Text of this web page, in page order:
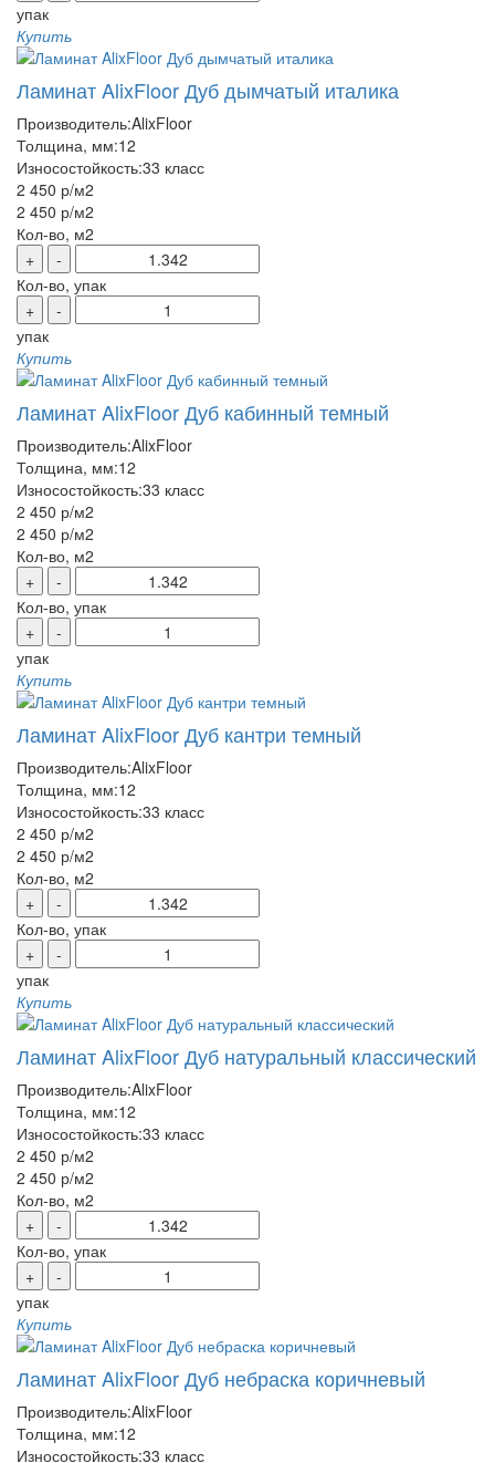
упак
Купить
Ламинат AlixFloor Дуб дымчатый италика
Производитель:AlixFloor
Толщина, мм:12
Износостойкость:33 класс
2 450 р/м2
2 450 р/м2
Кол-во, м2
+
-
Кол-во, упак
+
-
упак
Купить
Ламинат AlixFloor Дуб кабинный темный
Производитель:AlixFloor
Толщина, мм:12
Износостойкость:33 класс
2 450 р/м2
2 450 р/м2
Кол-во, м2
+
-
Кол-во, упак
+
-
упак
Купить
Ламинат AlixFloor Дуб кантри темный
Производитель:AlixFloor
Толщина, мм:12
Износостойкость:33 класс
2 450 р/м2
2 450 р/м2
Кол-во, м2
+
-
Кол-во, упак
+
-
упак
Купить
Ламинат AlixFloor Дуб натуральный классический
Производитель:AlixFloor
Толщина, мм:12
Износостойкость:33 класс
2 450 р/м2
2 450 р/м2
Кол-во, м2
+
-
Кол-во, упак
+
-
упак
Купить
Ламинат AlixFloor Дуб небраска коричневый
Производитель:AlixFloor
Толщина, мм:12
Износостойкость:33 класс